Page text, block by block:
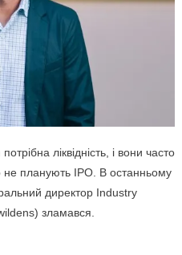
ліквідність, і вони часто
не планують IPO. В останньому
директор Industry
зламався.